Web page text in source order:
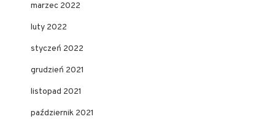
marzec 2022
luty 2022
styczeń 2022
grudzień 2021
listopad 2021
październik 2021